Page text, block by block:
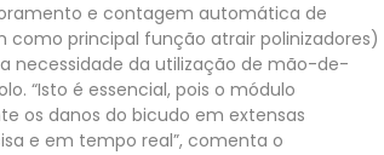
e contagem automática de
como principal função atrair polinizadores)
necessidade da utilização de mão-de-
“Isto é essencial, pois o módulo
os danos do bicudo em extensas
e em tempo real”, comenta o